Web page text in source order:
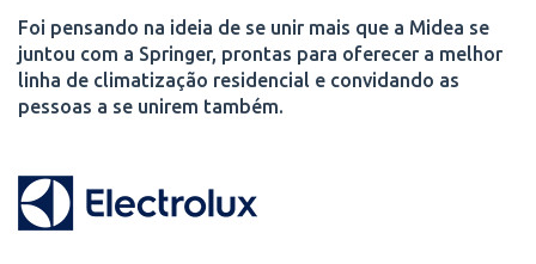
Foi pensando na ideia de se unir mais que a Midea se
juntou com a Springer, prontas para oferecer a melhor
linha de climatização residencial e convidando as
pessoas a se unirem também.